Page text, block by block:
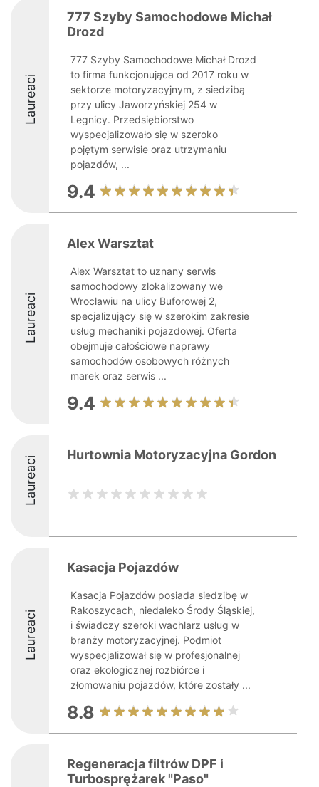
Laureaci
777 Szyby Samochodowe Michał
Drozd
777 Szyby Samochodowe Michał Drozd
to firma funkcjonująca od 2017 roku w
sektorze motoryzacyjnym, z siedzibą
przy ulicy Jaworzyńskiej 254 w
Legnicy. Przedsiębiorstwo
wyspecjalizowało się w szeroko
pojętym serwisie oraz utrzymaniu
pojazdów, ...
9.4
Laureaci
Alex Warsztat
Alex Warsztat to uznany serwis
samochodowy zlokalizowany we
Wrocławiu na ulicy Buforowej 2,
specjalizujący się w szerokim zakresie
usług mechaniki pojazdowej. Oferta
obejmuje całościowe naprawy
samochodów osobowych różnych
marek oraz serwis ...
9.4
Laureaci Hurtownia Motoryzacyjna Gordon
Laureaci
Kasacja Pojazdów
Kasacja Pojazdów posiada siedzibę w
Rakoszycach, niedaleko Środy Śląskiej,
i świadczy szeroki wachlarz usług w
branży motoryzacyjnej. Podmiot
wyspecjalizował się w profesjonalnej
oraz ekologicznej rozbiórce i
złomowaniu pojazdów, które zostały ...
8.8
Regeneracja filtrów DPF i
Turbosprężarek "Paso"